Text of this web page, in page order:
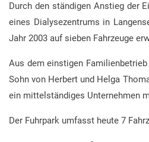
Durch den ständigen Anstieg der
eines Dialysezentrums in
Jahr 2003 auf sieben Fahrzeuge
Aus dem einstigen
Sohn von Herbert und Helga
ein mittelständiges Unternehmen
Der Fuhrpark umfasst heute 7